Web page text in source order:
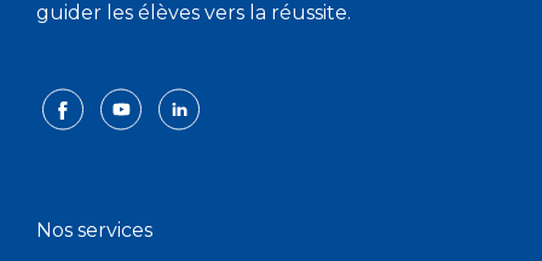
guider les élèves vers la réussite.
Nos services